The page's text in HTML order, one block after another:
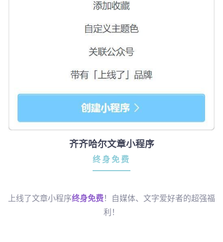
齐齐哈尔文章小程序
终身免费
上线了文章小程序终身免费！自媒体、文字爱好者的超强福
利！